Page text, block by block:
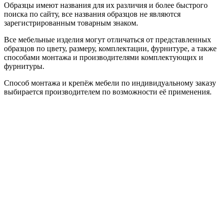
Образцы имеют названия для их различия и более быстрого
поиска по сайту, все названия образцов не являются
зарегистрированным товарным знаком.
Все мебельные изделия могут отличаться от представленных
образцов по цвету, размеру, комплектации, фурнитуре, а также
способами монтажа и производителями комплектующих и
фурнитуры.
Способ монтажа и крепёж мебели по индивидуальному заказу
выбирается производителем по возможности её применения.